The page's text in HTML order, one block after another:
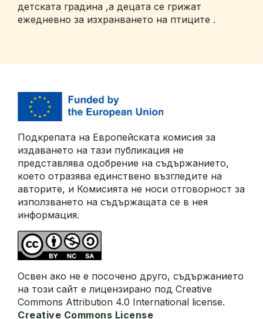
детската градина ,а децата се грижат
ежедневно за изхранването на птиците .
Подкрепата на Европейската комисия за
издаването на тази публикация не
представлява одобрение на съдържанието,
което отразява единствено възгледите на
авторите, и Комисията не носи отговорност за
използването на съдържащата се в нея
информация.
Освен ако не е посочено друго, съдържанието
на този сайт е лицензирано под Creative
Commons Attribution 4.0 International license.
Creative Commons License